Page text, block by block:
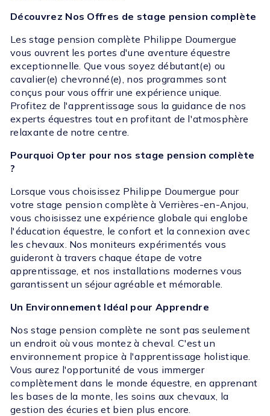
Découvrez Nos Offres de stage pension complète
Les stage pension complète Philippe Doumergue
vous ouvrent les portes d'une aventure équestre
exceptionnelle. Que vous soyez débutant(e) ou
cavalier(e) chevronné(e), nos programmes sont
conçus pour vous offrir une expérience unique.
Profitez de l'apprentissage sous la guidance de nos
experts équestres tout en profitant de l'atmosphère
relaxante de notre centre.
Pourquoi Opter pour nos stage pension complète
?
Lorsque vous choisissez Philippe Doumergue pour
votre stage pension complète à Verrières-en-Anjou,
vous choisissez une expérience globale qui englobe
l'éducation équestre, le confort et la connexion avec
les chevaux. Nos moniteurs expérimentés vous
guideront à travers chaque étape de votre
apprentissage, et nos installations modernes vous
garantissent un séjour agréable et mémorable.
Un Environnement Idéal pour Apprendre
Nos stage pension complète ne sont pas seulement
un endroit où vous montez à cheval. C'est un
environnement propice à l'apprentissage holistique.
Vous aurez l'opportunité de vous immerger
complètement dans le monde équestre, en apprenant
les bases de la monte, les soins aux chevaux, la
gestion des écuries et bien plus encore.